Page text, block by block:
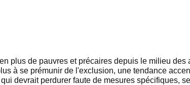
plus de pauvres et précaires depuis le milieu des
à se prémunir de l'exclusion, une tendance
devrait perdurer faute de mesures spécifiques,